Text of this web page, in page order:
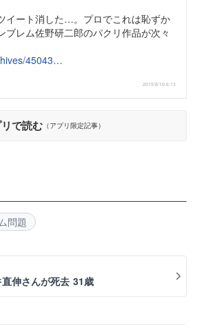
イート消した…。プロでこれは恥ずか
レム佐野研二郎のパクリ作品が次々
45043…
2015/8/10 6:13
で読む （アプリ限定記事）
問題
伸さんが死去 31歳